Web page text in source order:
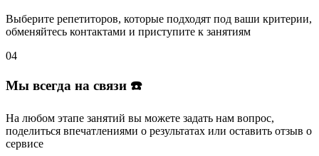
Выберите репетиторов, которые подходят под ваши критерии,
обменяйтесь контактами и приступите к занятиям
04
Мы всегда на связи ☎️
На любом этапе занятий вы можете задать нам вопрос,
поделиться впечатлениями о результатах или оставить отзыв о
сервисе